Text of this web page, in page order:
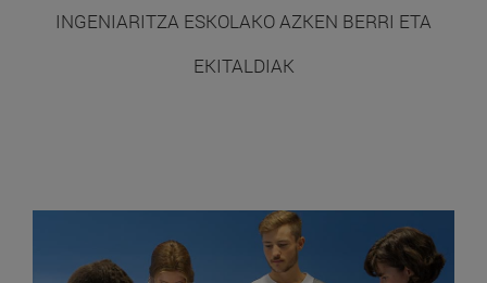
INGENIARITZA ESKOLAKO AZKEN BERRI ETA
EKITALDIAK